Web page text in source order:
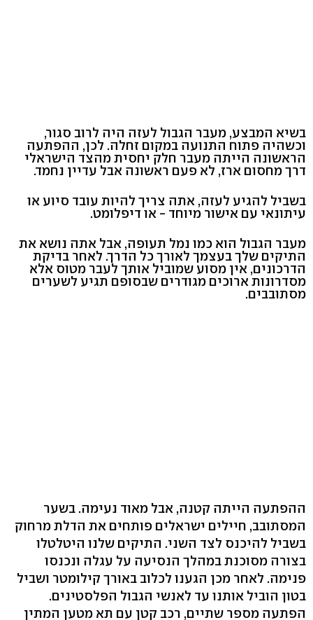
בשיא המבצע, מעבר הגבול לעזה היה לרוב סגור,
וכשהיה פתוח התנועה במקום זחלה. לכן, ההפתעה
הראשונה הייתה מעבר חלק יחסית מהצד הישראלי
דרך מחסום ארז, לא פעם ראשונה אבל עדיין נחמד.
בשביל להגיע לעזה, אתה צריך להיות עובד סיוע או
עיתונאי עם אישור מיוחד - או דיפלומט.
מעבר הגבול הוא כמו נמל תעופה, אבל אתה נושא את
התיקים שלך בעצמך לאורך כל הדרך. לאחר בדיקת
הדרכונים, אין מסוע שמוביל אותך לעבר מטוס אלא
מסדרונות ארוכים מגודרים שבסופם תגיע לשערים
מסתובבים.
ההפתעה הייתה קטנה, אבל מאוד נעימה. בשער
המסתובב, חיילים ישראלים פותחים את הדלת מרחוק
בשביל להיכנס לצד השני. התיקים שלנו היטלטלו
בצורה מסוכנת במהלך הנסיעה על עגלה ונכנסו
פנימה. לאחר מכן הגענו לכלוב באורך קילומטר ושביל
בטון הוביל אותנו עד לאנשי הגבול הפלסטינים.
הפתעה מספר שתיים, רכב קטן עם תא מטען המתין